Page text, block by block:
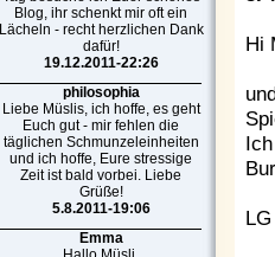
Blog, ihr schenkt mir oft ein
Lächeln - recht herzlichen Dank
dafür!
19.12.2011-22:26
philosophia
Liebe Müslis, ich hoffe, es geht
Euch gut - mir fehlen die
täglichen Schmunzeleinheiten
und ich hoffe, Eure stressige
Zeit ist bald vorbei. Liebe
Grüße!
5.8.2011-19:06
Emma
Hi